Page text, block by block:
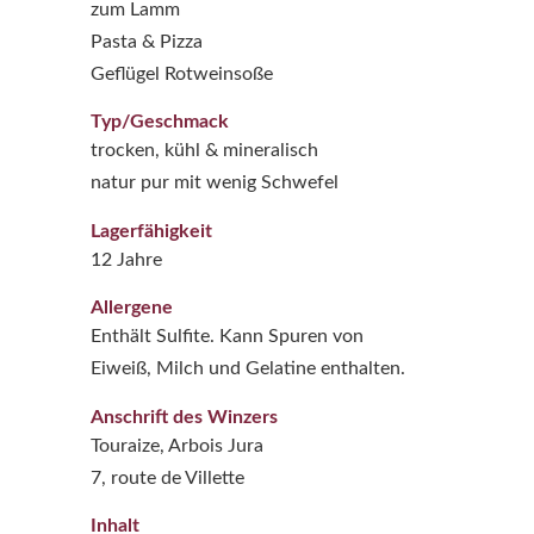
zum Lamm
Pasta & Pizza
Geflügel Rotweinsoße
Typ/Geschmack
trocken, kühl & mineralisch
natur pur mit wenig Schwefel
Lagerfähigkeit
12 Jahre
Allergene
Enthält Sulfite. Kann Spuren von
Eiweiß, Milch und Gelatine enthalten.
Anschrift des Winzers
Touraize, Arbois Jura
7, route de Villette
Inhalt